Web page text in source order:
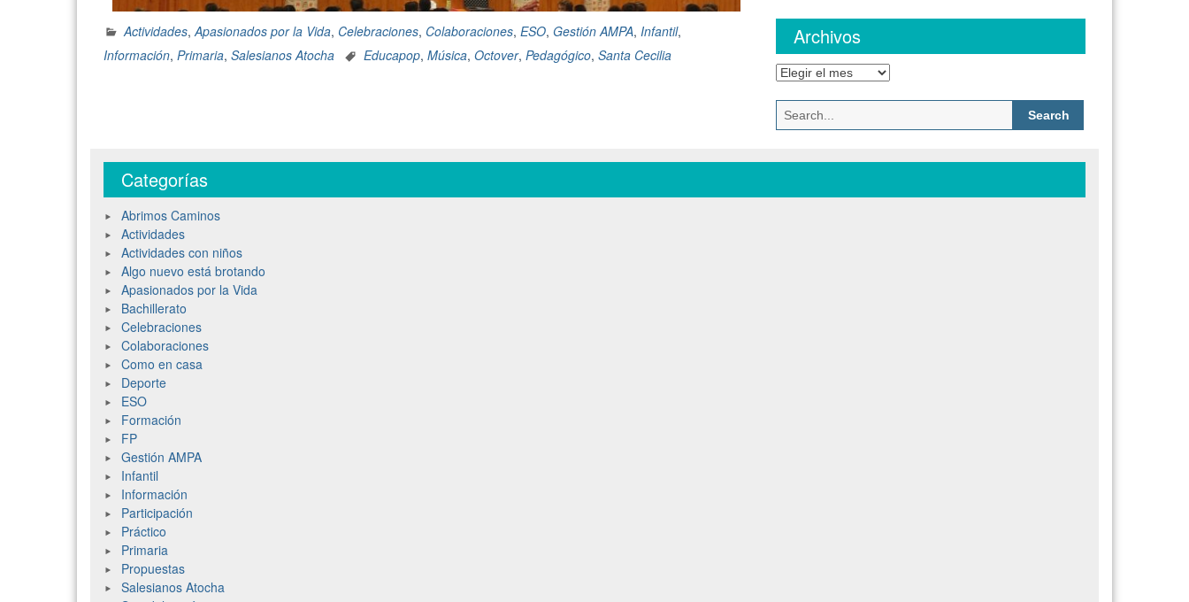
Actividades, Apasionados por la Vida, Celebraciones, Colaboraciones, ESO, Gestión AMPA, Infantil,
Información, Primaria, Salesianos Atocha Educapop, Música, Octover, Pedagógico, Santa Cecilia
Archivos
Categorías
Abrimos Caminos
Actividades
Actividades con niños
Algo nuevo está brotando
Apasionados por la Vida
Bachillerato
Celebraciones
Colaboraciones
Como en casa
Deporte
ESO
Formación
FP
Gestión AMPA
Infantil
Información
Participación
Práctico
Primaria
Propuestas
Salesianos Atocha